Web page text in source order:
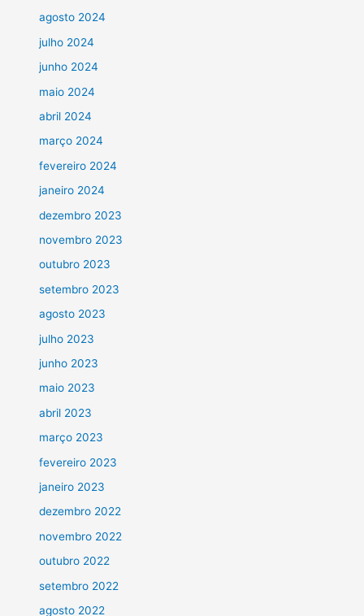
agosto 2024
julho 2024
junho 2024
maio 2024
abril 2024
março 2024
fevereiro 2024
janeiro 2024
dezembro 2023
novembro 2023
outubro 2023
setembro 2023
agosto 2023
julho 2023
junho 2023
maio 2023
abril 2023
março 2023
fevereiro 2023
janeiro 2023
dezembro 2022
novembro 2022
outubro 2022
setembro 2022
agosto 2022